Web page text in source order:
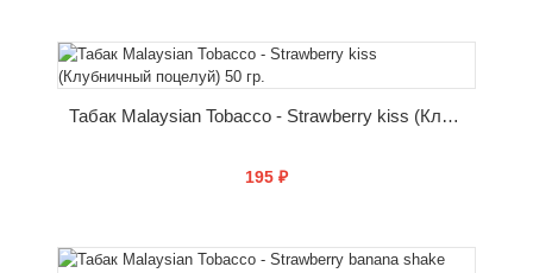
КУПИТЬ
Табак Malaysian Tobacco - Strawberry kiss (Клубничный поцелуй) 50 гр.
195 ₽
КУПИТЬ